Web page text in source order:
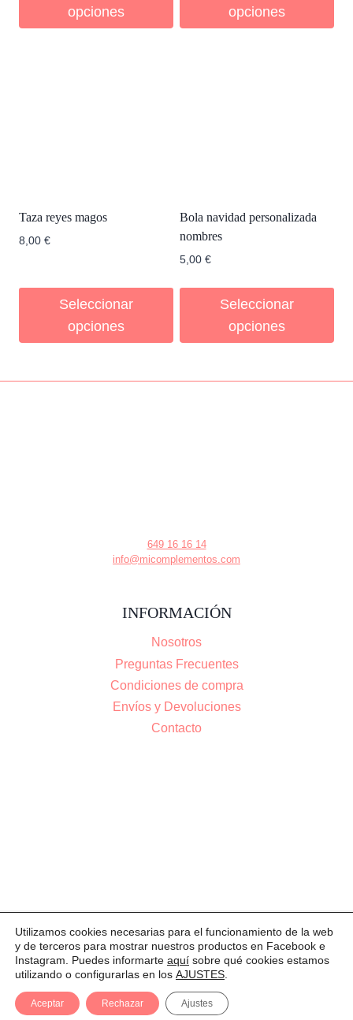
opciones
opciones
Taza reyes magos
8,00 €
Seleccionar
opciones
Bola navidad personalizada
nombres
5,00 €
Seleccionar
opciones
649 16 16 14
info@micomplementos.com
INFORMACIÓN
Nosotros
Preguntas Frecuentes
Condiciones de compra
Envíos y Devoluciones
Contacto
AVISO LEGAL POLÍTICA DE PRIVACIDAD COOKIES
© 2026 M&I Complementos
Utilizamos cookies necesarias para el funcionamiento de la web
y de terceros para mostrar nuestros productos en Facebook e
Instagram. Puedes informarte aquí sobre qué cookies estamos
utilizando o configurarlas en los AJUSTES
Aceptar Rechazar Ajustes